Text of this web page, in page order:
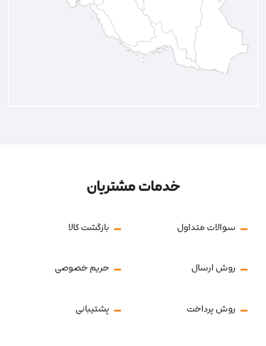
خدمات مشتریان
سوالات متداول بازگشت کالا
روش ارسال حریم خصوصی
روش پرداخت پشتیبانی